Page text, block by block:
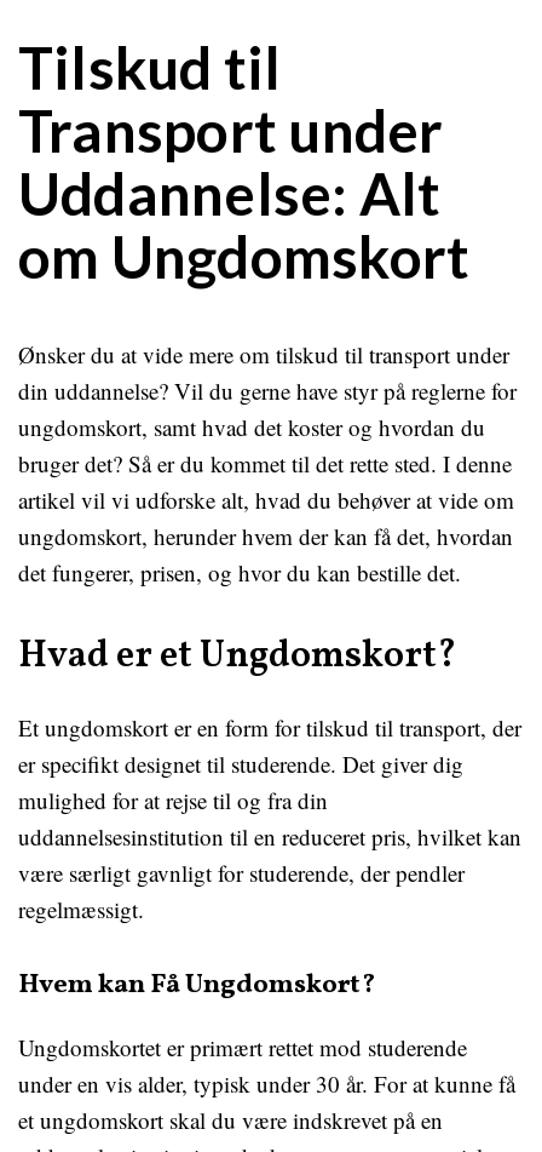
Tilskud til
Transport under
Uddannelse: Alt
om Ungdomskort
Ønsker du at vide mere om tilskud til transport under
din uddannelse? Vil du gerne have styr på reglerne for
ungdomskort, samt hvad det koster og hvordan du
bruger det? Så er du kommet til det rette sted. I denne
artikel vil vi udforske alt, hvad du behøver at vide om
ungdomskort, herunder hvem der kan få det, hvordan
det fungerer, prisen, og hvor du kan bestille det.
Hvad er et Ungdomskort?
Et ungdomskort er en form for tilskud til transport, der
er specifikt designet til studerende. Det giver dig
mulighed for at rejse til og fra din
uddannelsesinstitution til en reduceret pris, hvilket kan
være særligt gavnligt for studerende, der pendler
regelmæssigt.
Hvem kan Få Ungdomskort?
Ungdomskortet er primært rettet mod studerende
under en vis alder, typisk under 30 år. For at kunne få
et ungdomskort skal du være indskrevet på en